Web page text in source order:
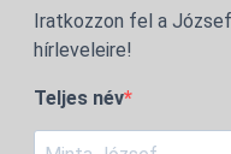
Iratkozzon fel a
hírleveleire!
Teljes név